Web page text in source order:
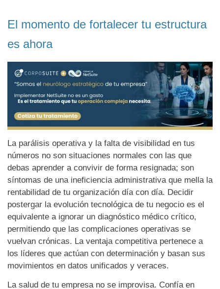
El momento de fortalecer tu estructura
es ahora
La parálisis operativa y la falta de visibilidad en tus
números no son situaciones normales con las que
debas aprender a convivir de forma resignada; son
síntomas de una ineficiencia administrativa que mella la
rentabilidad de tu organización día con día. Decidir
postergar la evolución tecnológica de tu negocio es el
equivalente a ignorar un diagnóstico médico crítico,
permitiendo que las complicaciones operativas se
vuelvan crónicas. La ventaja competitiva pertenece a
los líderes que actúan con determinación y basan sus
movimientos en datos unificados y veraces.
La salud de tu empresa no se improvisa. Confía en